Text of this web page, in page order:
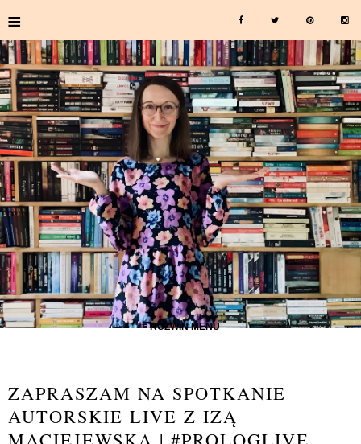
≡
≡ ROZWIŃ MENU
ZAPRASZAM NA SPOTKANIE
AUTORSKIE LIVE Z IZĄ